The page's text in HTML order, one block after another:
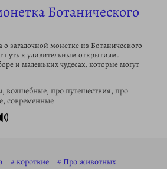
Ботанического
о загадочной монетке из Ботанического
путь к удивительным открытиям.
и маленьких чудесах, которые могут
волшебные, про путешествия, про
современные
короткие Про животных